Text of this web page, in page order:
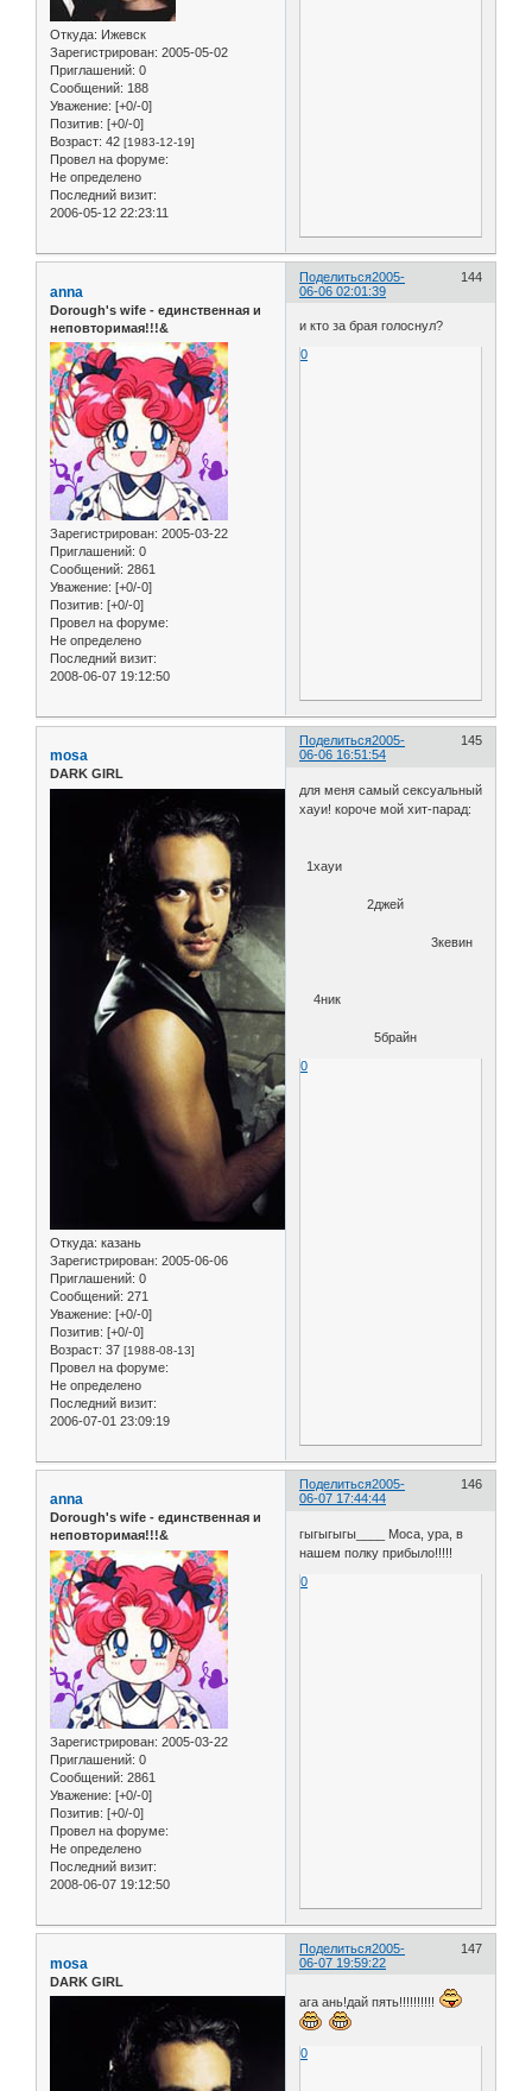
Откуда: Ижевск
Зарегистрирован: 2005-05-02
Приглашений: 0
Сообщений: 188
Уважение: [+0/-0]
Позитив: [+0/-0]
Возраст: 42 [1983-12-19]
Провел на форуме:
Не определено
Последний визит:
2006-05-12 22:23:11
Поделиться 144
2005-
06-06 02:01:39
anna
Dorough's wife - единственная и
неповторимая!!!&
Зарегистрирован: 2005-03-22
Приглашений: 0
Сообщений: 2861
Уважение: [+0/-0]
Позитив: [+0/-0]
Провел на форуме:
Не определено
Последний визит:
2008-06-07 19:12:50
и кто за брая голоснул?
0
Поделиться 145
2005-
06-06 16:51:54
mosa
DARK GIRL
Откуда: казань
Зарегистрирован: 2005-06-06
Приглашений: 0
Сообщений: 271
Уважение: [+0/-0]
Позитив: [+0/-0]
Возраст: 37 [1988-08-13]
Провел на форуме:
Не определено
Последний визит:
2006-07-01 23:09:19
для меня самый сексуальный
хауи! короче мой хит-парад:
1хауи
2джей
3кевин
4ник
5брайн
0
Поделиться 146
2005-
06-07 17:44:44
anna
Dorough's wife - единственная и
неповторимая!!!&
Зарегистрирован: 2005-03-22
Приглашений: 0
Сообщений: 2861
Уважение: [+0/-0]
Позитив: [+0/-0]
Провел на форуме:
Не определено
Последний визит:
2008-06-07 19:12:50
гыгыгыгы____ Моса, ура, в
нашем полку прибыло!!!!!
0
Поделиться 147
2005-
06-07 19:59:22
mosa
DARK GIRL
ага ань!дай пять!!!!!!!!!!
0